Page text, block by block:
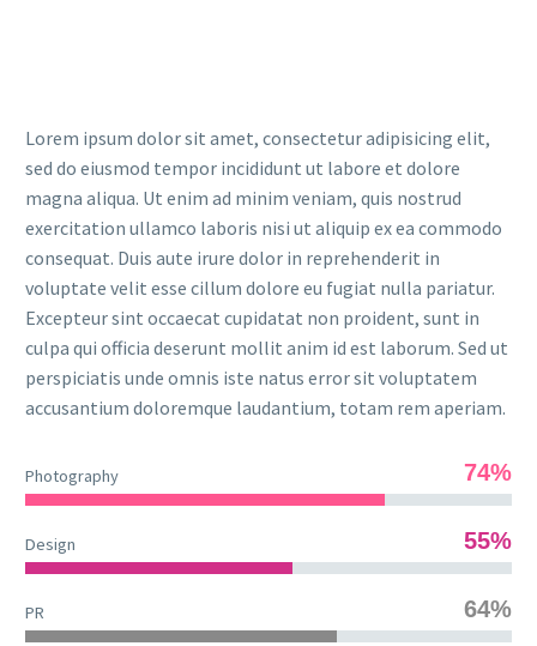
Lorem ipsum dolor sit amet, consectetur adipisicing elit,
sed do eiusmod tempor incididunt ut labore et dolore
magna aliqua. Ut enim ad minim veniam, quis nostrud
exercitation ullamco laboris nisi ut aliquip ex ea commodo
consequat. Duis aute irure dolor in reprehenderit in
voluptate velit esse cillum dolore eu fugiat nulla pariatur.
Excepteur sint occaecat cupidatat non proident, sunt in
culpa qui officia deserunt mollit anim id est laborum. Sed ut
perspiciatis unde omnis iste natus error sit voluptatem
accusantium doloremque laudantium, totam rem aperiam.
Photography 74%
Design 55%
PR 64%